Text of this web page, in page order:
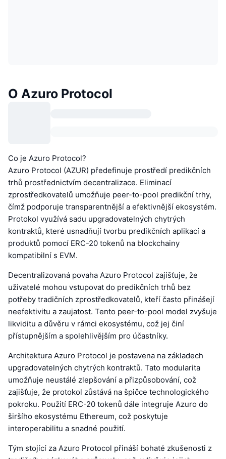
O Azuro Protocol
Co je Azuro Protocol?
Azuro Protocol (AZUR) předefinuje prostředí predikčních
trhů prostřednictvím decentralizace. Eliminací
zprostředkovatelů umožňuje peer-to-pool predikční trhy,
čímž podporuje transparentnější a efektivnější ekosystém.
Protokol využívá sadu upgradovatelných chytrých
kontraktů, které usnadňují tvorbu predikčních aplikací a
produktů pomocí ERC-20 tokenů na blockchainy
kompatibilní s EVM.
Decentralizovaná povaha Azuro Protocol zajišťuje, že
uživatelé mohou vstupovat do predikčních trhů bez
potřeby tradičních zprostředkovatelů, kteří často přinášejí
neefektivitu a zaujatost. Tento peer-to-pool model zvyšuje
likviditu a důvěru v rámci ekosystému, což jej činí
přístupnějším a spolehlivějším pro účastníky.
Architektura Azuro Protocol je postavena na základech
upgradovatelných chytrých kontraktů. Tato modularita
umožňuje neustálé zlepšování a přizpůsobování, což
zajišťuje, že protokol zůstává na špičce technologického
pokroku. Použití ERC-20 tokenů dále integruje Azuro do
širšího ekosystému Ethereum, což poskytuje
interoperabilitu a snadné použití.
Tým stojící za Azuro Protocol přináší bohaté zkušenosti z